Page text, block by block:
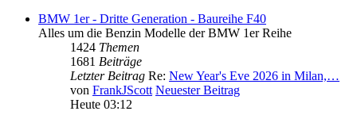
BMW 1er - Dritte Generation - Baureihe F40
Alles um die Benzin Modelle der BMW 1er Reihe
1424 Themen
1681 Beiträge
Letzter Beitrag Re: New Year's Eve 2026 in Milan,…
von FrankJScott Neuester Beitrag
Heute 03:12